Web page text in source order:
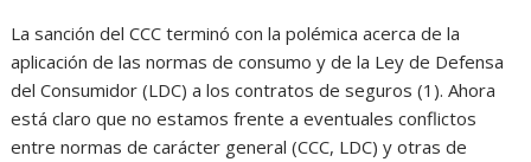
La sanción del CCC terminó con la polémica acerca de la
aplicación de las normas de consumo y de la Ley de Defensa
del Consumidor (LDC) a los contratos de seguros (1). Ahora
está claro que no estamos frente a eventuales conflictos
entre normas de carácter general (CCC, LDC) y otras de